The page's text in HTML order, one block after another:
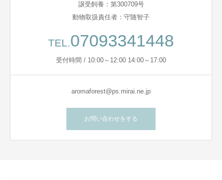
譲受飼養：第300709号
動物取扱責任者：守随智子
TEL.07093341448
受付時間 / 10:00～12:00 14:00～17:00
aromaforest@ps.mirai.ne.jp
お問い合わせをする